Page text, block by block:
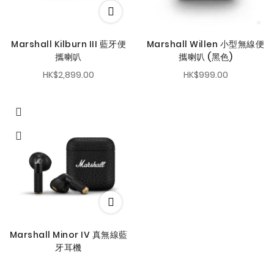
Marshall Kilburn III 藍牙便
攜喇叭
HK$2,899.00
Marshall Willen 小型無線便
攜喇叭 (黑色)
HK$999.00
Marshall Minor IV 真無線藍
牙耳機